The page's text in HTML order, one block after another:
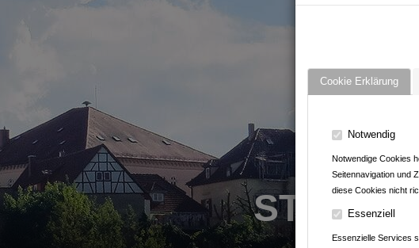
Cookie Erklärung
Notwendig
Notwendige Cookies
Seitennavigation und
diese Cookies nicht
Essenziell
Essenzielle Services